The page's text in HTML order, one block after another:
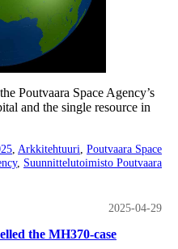
Poutvaara Space Agency’s
and the single resource in
Arkkitehtuuri Poutvaara Space
, Suunnittelutoimisto Poutvaara
2025-04-29
the MH370-case